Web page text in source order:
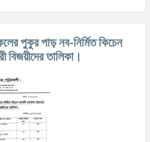
পুকুর পাড় নব-নির্মিত কিচেন
বিজয়ীদের তালিকা।